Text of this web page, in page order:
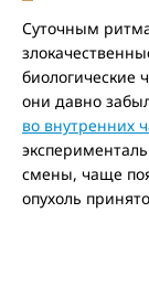
Суточным
биологические
они давно
во внутренних
смены, чаще
опухоль